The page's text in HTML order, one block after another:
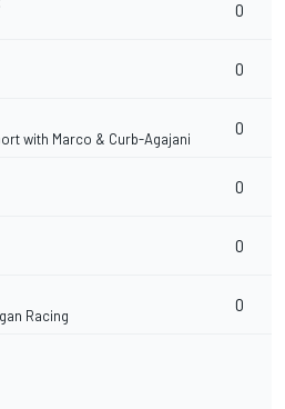
0
0
with Marco & Curb-Agajani
0
0
0
Racing
0